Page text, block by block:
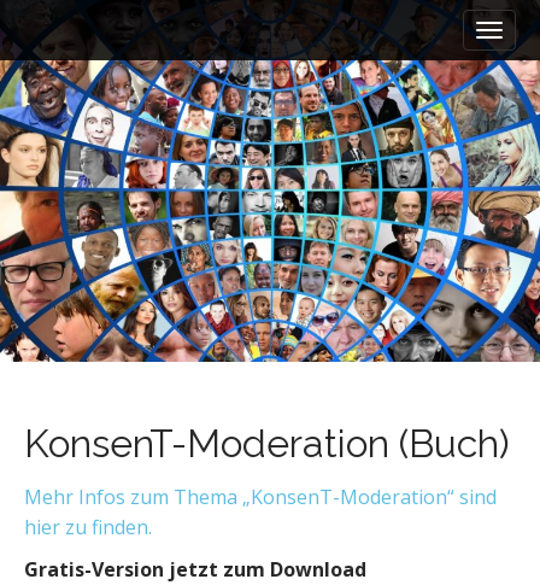
a
i
n
m
e
n
u
k
i
p
t
o
c
o
t
e
n
t
KonsenT-Moderation (Buch)
Mehr Infos zum Thema „KonsenT-Moderation“ sind
hier zu finden.
Gratis-Version jetzt zum Download